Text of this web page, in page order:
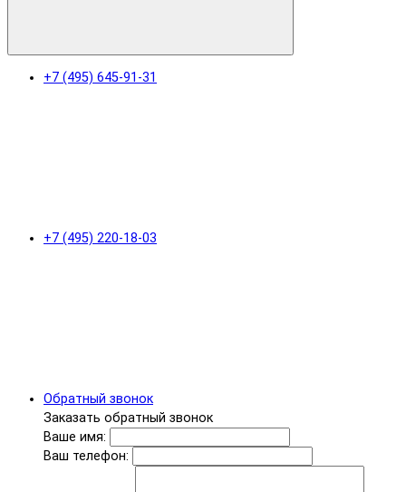
+7 (495) 645-91-31
+7 (495) 220-18-03
Обратный звонок
Заказать обратный звонок
Ваше имя:
Ваш телефон: